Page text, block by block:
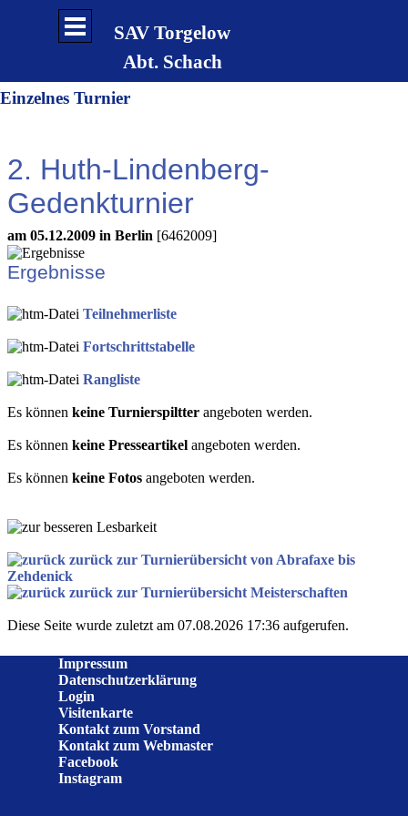
Direkt zum Seiteninhalt
SAV Torgelow
Abt. Schach
Menü überspringen
Einzelnes Turnier
2. Huth-Lindenberg-
Gedenkturnier
am 05.12.2009 in Berlin [6462009]
Ergebnisse
Teilnehmerliste
Fortschrittstabelle
Rangliste
Es können keine Turnierspiltter angeboten werden.
Es können keine Presseartikel angeboten werden.
Es können keine Fotos angeboten werden.
zurück zur Turnierübersicht von Abrafaxe bis
Zehdenick
zurück zur Turnierübersicht Meisterschaften
Diese Seite wurde zuletzt am 07.08.2026 17:36 aufgerufen.
Impressum
Datenschutzerklärung
Login
Visitenkarte
Kontakt zum Vorstand
Kontakt zum Webmaster
Facebook
Instagram